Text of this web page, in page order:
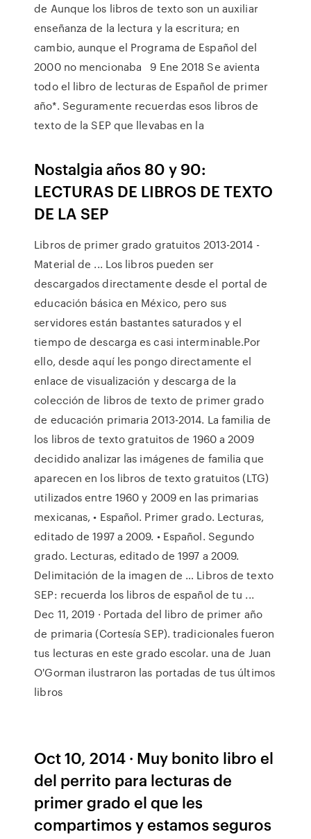
de Aunque los libros de texto son un auxiliar
enseñanza de la lectura y la escritura; en
cambio, aunque el Programa de Español del
2000 no mencionaba 9 Ene 2018 Se avienta
todo el libro de lecturas de Español de primer
año*. Seguramente recuerdas esos libros de
texto de la SEP que llevabas en la
Nostalgia años 80 y 90:
LECTURAS DE LIBROS DE TEXTO
DE LA SEP
Libros de primer grado gratuitos 2013-2014 -
Material de ... Los libros pueden ser
descargados directamente desde el portal de
educación básica en México, pero sus
servidores están bastantes saturados y el
tiempo de descarga es casi interminable.Por
ello, desde aquí les pongo directamente el
enlace de visualización y descarga de la
colección de libros de texto de primer grado
de educación primaria 2013-2014. La familia de
los libros de texto gratuitos de 1960 a 2009
decidido analizar las imágenes de familia que
aparecen en los libros de texto gratuitos (LTG)
utilizados entre 1960 y 2009 en las primarias
mexicanas, • Español. Primer grado. Lecturas,
editado de 1997 a 2009. • Español. Segundo
grado. Lecturas, editado de 1997 a 2009.
Delimitación de la imagen de … Libros de texto
SEP: recuerda los libros de español de tu ...
Dec 11, 2019 · Portada del libro de primer año
de primaria (Cortesía SEP). tradicionales fueron
tus lecturas en este grado escolar. una de Juan
O'Gorman ilustraron las portadas de tus últimos
libros
Oct 10, 2014 · Muy bonito libro el
del perrito para lecturas de
primer grado el que les
compartimos y estamos seguros